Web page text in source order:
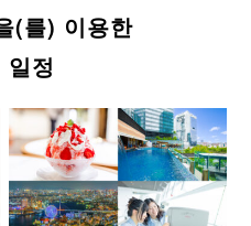
(를) 이용한
일정